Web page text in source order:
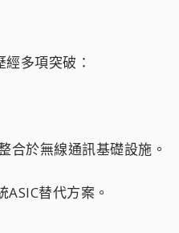
多項突破：
合於無線通訊基礎設施。
替代方案。